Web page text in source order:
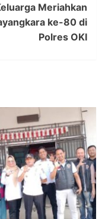
Meriahkan
ke-80 di
Polres OKI